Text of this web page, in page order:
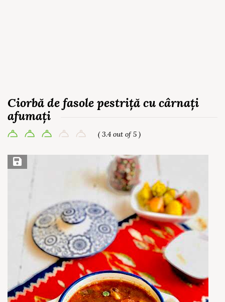
Ciorbă de fasole pestriță cu cârnați
afumați
( 3.4 out of 5 )
Save Recipe